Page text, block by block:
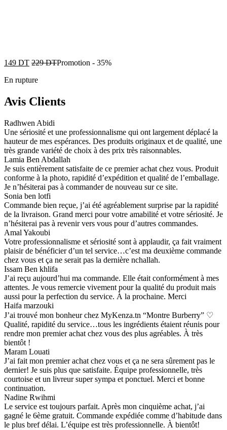
149 DT 229DTPromotion - 35%
En rupture
Avis Clients
Radhwen Abidi
Une sériosité et une professionnalisme qui ont largement déplacé la
hauteur de mes espérances. Des produits originaux et de qualité, une
très grande variété de choix à des prix très raisonnables.
Lamia Ben Abdallah
Je suis entièrement satisfaite de ce premier achat chez vous. Produit
conforme à la photo, rapidité d’expédition et qualité de l’emballage.
Je n’hésiterai pas à commander de nouveau sur ce site.
Sonia ben lotfi
Commande bien reçue, j’ai été agréablement surprise par la rapidité
de la livraison. Grand merci pour votre amabilité et votre sériosité. Je
n’hésiterai pas à revenir vers vous pour d’autres commandes.
Amal Yakoubi
Votre professionnalisme et sériosité sont à applaudir, ça fait vraiment
plaisir de bénéficier d’un tel service…c’est ma deuxième commande
chez vous et ça ne serait pas la dernière nchallah.
Issam Ben khlifa
J’ai reçu aujourd’hui ma commande. Elle était conformément à mes
attentes. Je vous remercie vivement pour la qualité du produit mais
aussi pour la perfection du service. À la prochaine. Merci
Haifa marzouki
J’ai trouvé mon bonheur chez MyKenza.tn “Montre Burberry” ♡
Qualité, rapidité du service…tous les ingrédients étaient réunis pour
rendre mon premier achat chez vous des plus agréables. À très
bientôt !
Maram Louati
J’ai fait mon premier achat chez vous et ça ne sera sûrement pas le
dernier! Je suis plus que satisfaite. Équipe professionnelle, très
courtoise et un livreur super sympa et ponctuel. Merci et bonne
continuation.
Nadine Rwihmi
Le service est toujours parfait. Après mon cinquième achat, j’ai
gagné le 6ème gratuit. Commande expédiée comme d’habitude dans
le plus bref délai. L’équipe est très professionnelle. À bientôt!